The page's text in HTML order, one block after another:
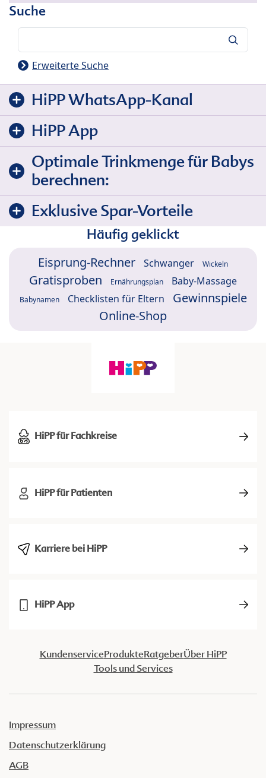
Suche
Erweiterte Suche
HiPP WhatsApp-Kanal
HiPP App
Optimale Trinkmenge für Babys
berechnen:
Exklusive Spar-Vorteile
Häufig geklickt
Eisprung-Rechner Schwanger Wickeln
Gratisproben Ernährungsplan Baby-Massage
Babynamen Checklisten für Eltern
Gewinnspiele
Online-Shop
HiPP für Fachkreise
HiPP für Patienten
Karriere bei HiPP
HiPP App
KundenserviceProdukteRatgeberÜber HiPP
Tools und Services
Impressum
Datenschutzerklärung
AGB